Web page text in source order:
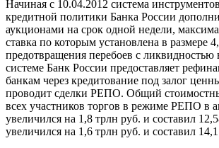
Начиная с 10.04.2012 система
кредитной политики Банка России
аукционами на срок одной недели,
ставка по которым установлена в размере
предотвращения перебоев с ликвидностью
системе Банк России предоставляет
банкам через кредитование под залог
проводит сделки РЕПО. Общий
всех участников торгов в режиме РЕПО в
увеличился на 1,8 трлн руб. и составил
увеличился на 1,6 трлн руб. и составил